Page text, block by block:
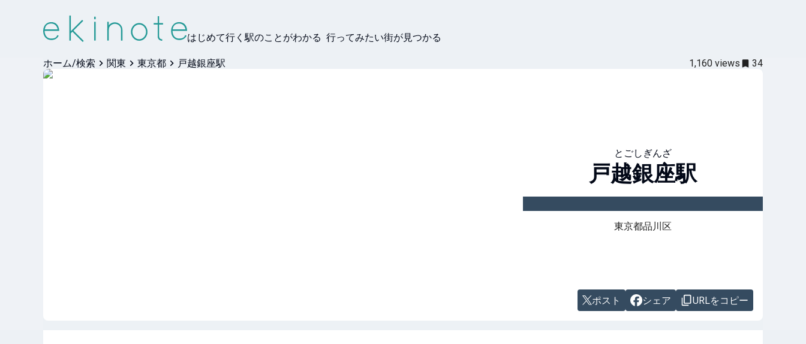
はじめて行く駅のことがわかる 行ってみたい街が見つかる
ホーム/検索 関東 東京都 戸越銀座駅 1,160 views 34
とごしぎんざ
戸越銀座駅
東京都品川区
ポスト シェア URLをコピー